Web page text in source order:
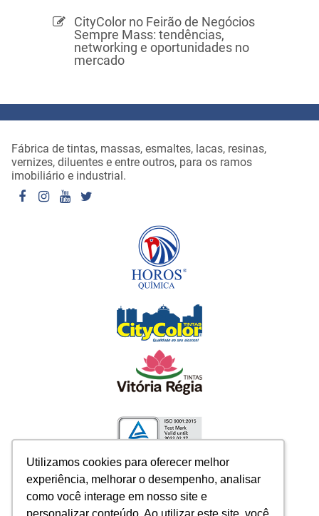
Utilizamos cookies para oferecer melhor
experiência, melhorar o desempenho, analisar
como você interage em nosso site e
Utilizamos cookies para oferecer melhor
experiência, melhorar o desempenho, analisar
como você interage em nosso site e
CityColor no Feirão de Negócios
Sempre Mass: tendências,
networking e oportunidades no
mercado
Fábrica de tintas, massas, esmaltes, lacas, resinas,
vernizes, diluentes e entre outros, para os ramos
imobiliário e industrial.